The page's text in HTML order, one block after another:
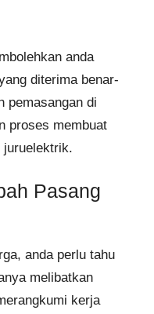
anda
diterima benar-
pemasangan di
proses membuat
juruelektrik.
Pasang
anda perlu tahu
melibatkan
kerja